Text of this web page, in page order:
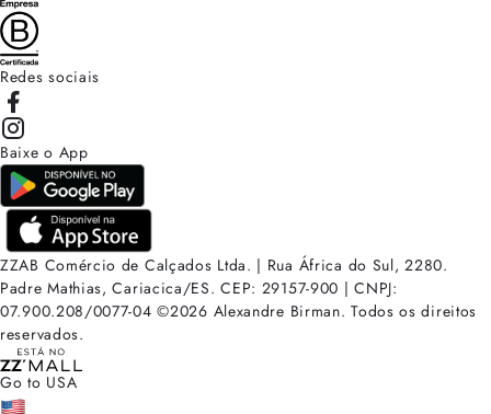
Redes sociais
Baixe o App
ZZAB Comércio de Calçados Ltda. | Rua África do Sul, 2280.
Padre Mathias, Cariacica/ES. CEP: 29157-900 | CNPJ:
07.900.208/0077-04 ©2026 Alexandre Birman. Todos os direitos
reservados.
Go to USA